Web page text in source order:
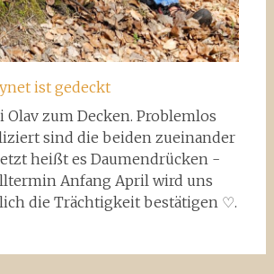
ist gedeckt
Olav zum Decken. Problemlos
sind die beiden zueinander
heißt es Daumendrücken -
Anfang April wird uns
die Trächtigkeit bestätigen ♡.